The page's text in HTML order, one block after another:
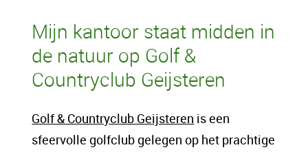
Een content intro tekst. Lorem ipsum dolor
sit amet, consectetur adipis cin elit. Nunc
purus libero, interdum sed blandit acp
retium facilisis turpis. Donec dictum neque
lorem dolor.
Mijn kantoor staat midden in
de natuur op Golf &
Countryclub Geijsteren
Golf & Countryclub Geijsteren is een
sfeervolle golfclub gelegen op het prachtige